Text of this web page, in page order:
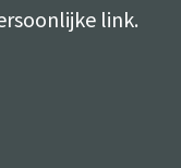
link.